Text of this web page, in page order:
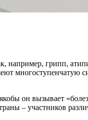
например, грипп,
многоступенчатую
он вызывает
– участников